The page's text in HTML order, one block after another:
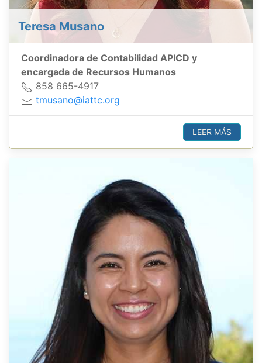
Teresa Musano
Coordinadora de Contabilidad APICD y
encargada de Recursos Humanos
858 665-4917
tmusano@iattc.org
LEER MÁS